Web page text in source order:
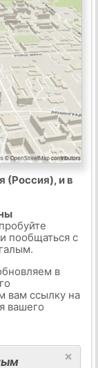
(Россия), и в
пообщаться с
в
вам ссылку на
вашего
×